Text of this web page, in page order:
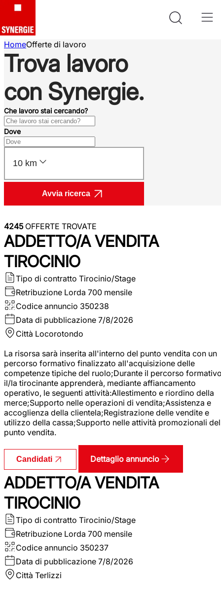
HomeOfferte di lavoro
Trova lavoro
con Synergie.
Che lavoro stai cercando?
Dove
10 km
Avvia ricerca
4245OFFERTE TROVATE
ADDETTO/A VENDITA
TIROCINIO
Tipo di contratto Tirocinio/Stage
Retribuzione Lorda 700 mensile
Codice annuncio 350238
Data di pubblicazione 7/8/2026
Città Locorotondo
La risorsa sarà inserita all'interno del punto vendita con un
percorso formativo finalizzato all'acquisizione delle
competenze tipiche del ruolo;Durante il percorso
il/la tirocinante apprenderà, mediante affiancamento
operativo, le seguenti attività:Allestimento e riordino della
merce;Supporto nelle operazioni di vendita;Assistenza e
accoglienza della clientela;Registrazione delle vendite e
utilizzo della cassa;Supporto nelle attività promozionali del
punto vendita.
Candidati Dettaglio annuncio
ADDETTO/A VENDITA
TIROCINIO
Tipo di contratto Tirocinio/Stage
Retribuzione Lorda 700 mensile
Codice annuncio 350237
Data di pubblicazione 7/8/2026
Città Terlizzi